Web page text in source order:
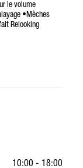
le volume
•Mèches
Relooking
10:00 - 18:00